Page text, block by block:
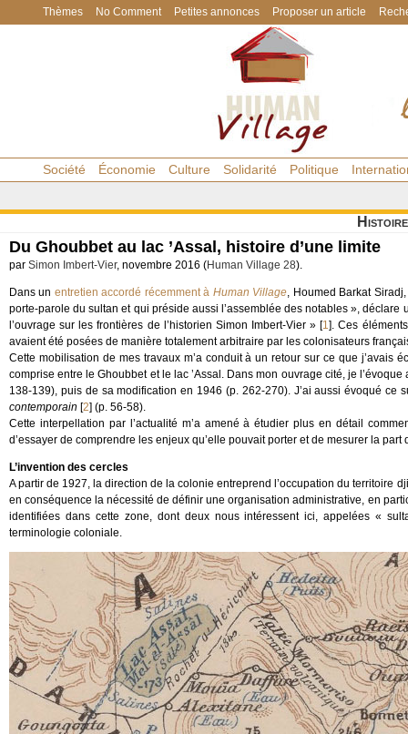
Thèmes No Comment Petites annonces Proposer un article
Société Économie Culture Solidarité Politique
Histoire
Du Ghoubbet au lac ’Assal, histoire d’une limite
par Simon Imbert-Vier, novembre 2016 (Human Village 28).
Dans un entretien accordé récemment à Human Village, Houmed Barkat
porte-parole du sultan et qui préside aussi l’assemblée des notables »,
l’ouvrage sur les frontières de l’historien Simon Imbert-Vier » [1]. Ces
avaient été posées de manière totalement arbitraire par les colonisateurs
Cette mobilisation de mes travaux m’a conduit à un retour sur ce que j’avais
comprise entre le Ghoubbet et le lac ’Assal. Dans mon ouvrage cité, je
138-139), puis de sa modification en 1946 (p. 262-270). J’ai aussi évoqué
contemporain [2] (p. 56-58).
Cette interpellation par l’actualité m’a amené à étudier plus en détail
d’essayer de comprendre les enjeux qu’elle pouvait porter et de mesurer la
L’invention des cercles
A partir de 1927, la direction de la colonie entreprend l’occupation du territoire
en conséquence la nécessité de définir une organisation administrative, en
identifiées dans cette zone, dont deux nous intéressent ici, appelées «
terminologie coloniale.